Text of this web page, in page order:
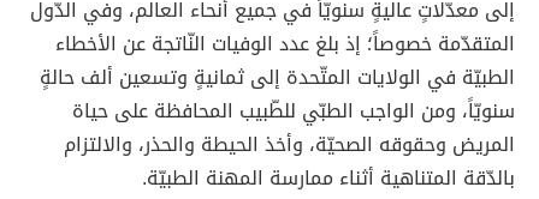
إلى معدّلاتٍ عاليةٍ سنويّاً في جميع أنحاء العالم، وفي الدّول
المتقدّمة خصوصاً؛ إذ بلغ عدد الوفيات النّاتجة عن الأخطاء
الطبيّة في الولايات المتّحدة إلى ثمانيةٍ وتسعين ألف حالةٍ
سنويّاً، ومن الواجب الطبّي للطّبيب المحافظة على حياة
المريض وحقوقه الصحيّة، وأخذ الحيطة والحذر، والالتزام
بالدّقة المتناهية أثناء ممارسة المهنة الطبيّة.